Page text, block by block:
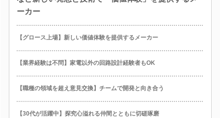
ーカー
【グロース上場】新しい価値体験を提供するメーカー
【業界経験は不問】家電以外の回路設計経験者もOK
【職種の領域を超え意見交換】チームで開発と向き合う
【30代が活躍中】探究心溢れる仲間とともに切磋琢磨